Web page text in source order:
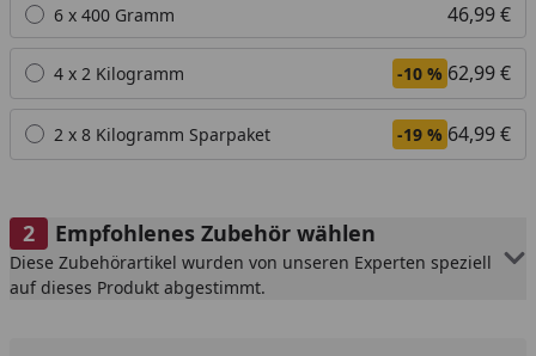
6 x 400 Gramm 46,99 €
4 x 2 Kilogramm -10 % 62,99 €
2 x 8 Kilogramm Sparpaket -19 % 64,99 €
Empfohlenes Zubehör wählen
Diese Zubehörartikel wurden von unseren Experten speziell
auf dieses Produkt abgestimmt.